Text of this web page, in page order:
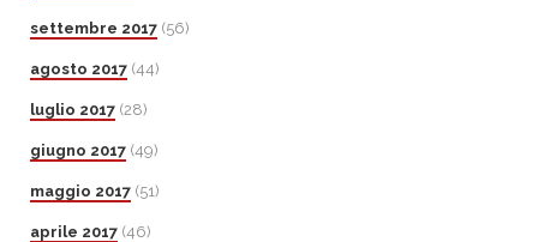
settembre 2017 (56)
agosto 2017 (44)
luglio 2017 (28)
giugno 2017 (49)
maggio 2017 (51)
aprile 2017 (46)